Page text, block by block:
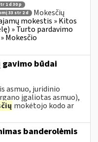
1 d 30 p
33 str 2 d
Mokesčių
mokestis » Kitos
» Turto pardavimo
Mokesčio
būdai
asmuo, juridinio
įgaliotas asmuo),
mokėtojo kodo ar
banderolėmis